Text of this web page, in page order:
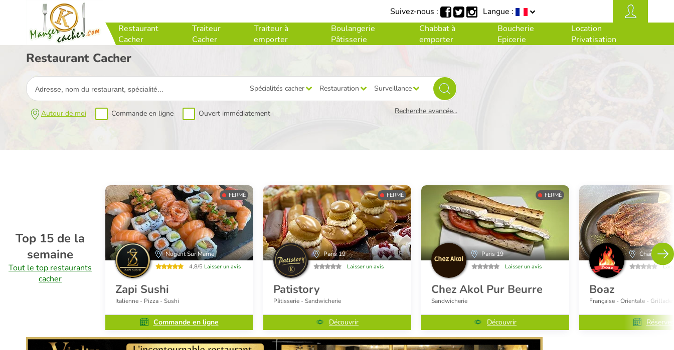
Langue :
Restaurant
Cacher
Traiteur
Cacher
Traiteur à
emporter
Boulangerie
Pâtisserie
Chabbat à
emporter
Boucherie
Epicerie
Location
Privatisation
Suivez-nous :
Restaurant Cacher
Spécialités cacher Restauration Surveillance
Autour de moi Commande en ligne Ouvert immédiatement Recherche avancée...
Top 15 de la
semaine
Tout le top restaurants
cacher
Paris 17
4,5/5Laisser un avis
FERMÉ
Nogent Sur Marne
4,8/5 Laisser un avis
Zapi Sushi
Italienne - Pizza - Sushi
Commande en ligne
FERMÉ
Paris 19
Laisser un avis
Patistory
Pâtisserie - Sandwicherie
Découvrir
FERMÉ
Paris 19
Laisser un avis
Chez Akol Pur Beurre
Sandwicherie
Découvrir
Charenton
Boaz
Française - Orientale -
Réserver